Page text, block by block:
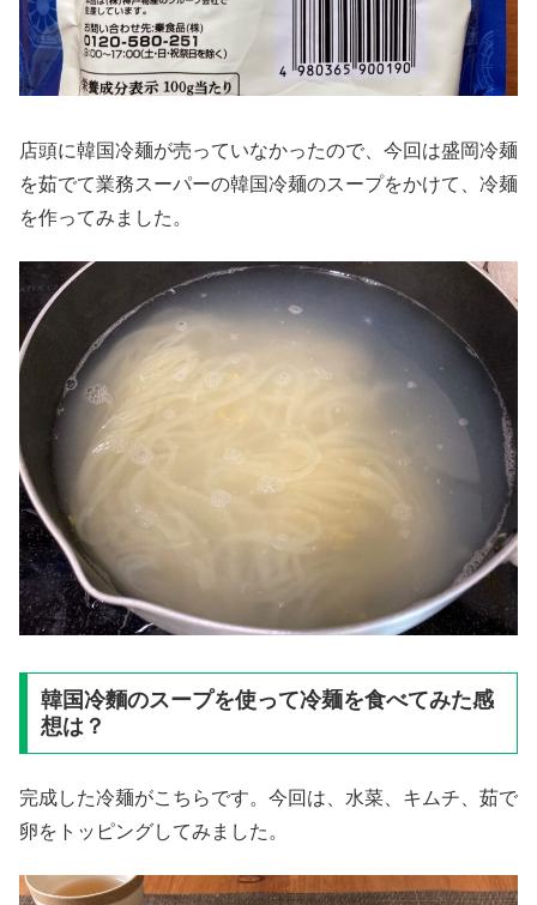
店頭に韓国冷麺が売っていなかったので、今回は盛岡冷麺
を茹でて業務スーパーの韓国冷麺のスープをかけて、冷麺
を作ってみました。
韓国冷麵のスープを使って冷麺を食べてみた感
想は？
完成した冷麺がこちらです。今回は、水菜、キムチ、茹で
卵をトッピングしてみました。